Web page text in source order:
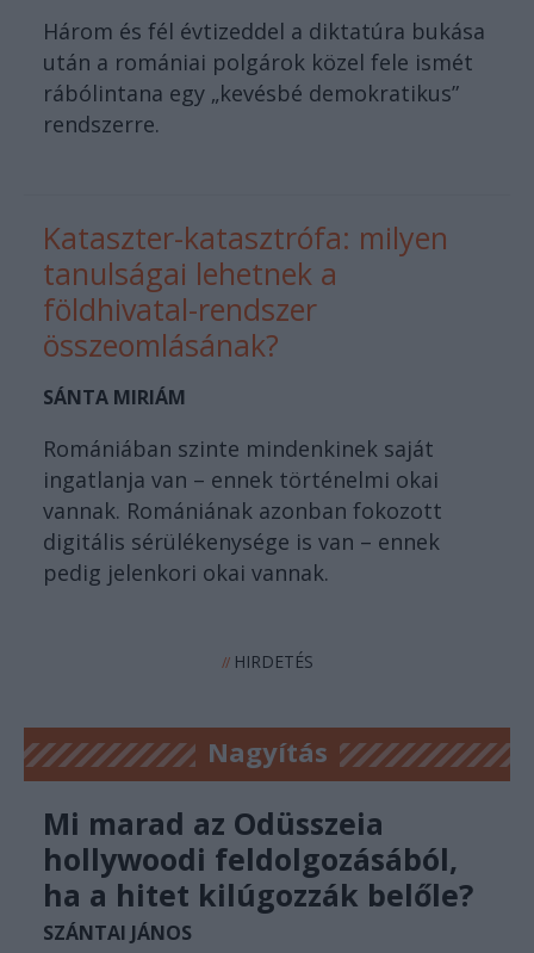
Három és fél évtizeddel a diktatúra bukása
után a romániai polgárok közel fele ismét
rábólintana egy „kevésbé demokratikus”
rendszerre.
Kataszter-katasztrófa: milyen
tanulságai lehetnek a
földhivatal-rendszer
összeomlásának?
SÁNTA MIRIÁM
Romániában szinte mindenkinek saját
ingatlanja van – ennek történelmi okai
vannak. Romániának azonban fokozott
digitális sérülékenysége is van – ennek
pedig jelenkori okai vannak.
//HIRDETÉS
Nagyítás
Mi marad az Odüsszeia
hollywoodi feldolgozásából,
ha a hitet kilúgozzák belőle?
SZÁNTAI JÁNOS